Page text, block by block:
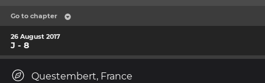
Go to chapter
26 August 2017
J - 8
Questembert, France